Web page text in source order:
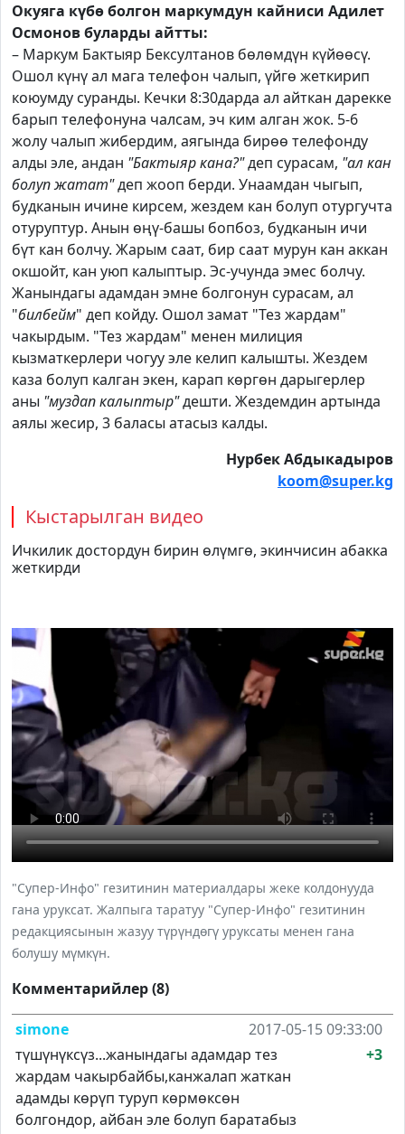
Окуяга күбө болгон маркумдун кайниси Адилет
Осмонов буларды айтты:
– Маркум Бактыяр Бексултанов бөлөмдүн күйөөсү.
Ошол күнү ал мага телефон чалып, үйгө жеткирип
коюумду суранды. Кечки 8:30дарда ал айткан дарекке
барып телефонуна чалсам, эч ким алган жок. 5-6
жолу чалып жибердим, аягында бирөө телефонду
алды эле, андан "Бактыяр кана?"деп сурасам, "ал кан
болуп жатат"деп жооп берди. Унаамдан чыгып,
будканын ичине кирсем, жездем кан болуп отургучта
отуруптур. Анын өңү-башы бопбоз, будканын ичи
бүт кан болчу. Жарым саат, бир саат мурун кан аккан
окшойт, кан уюп калыптыр. Эс-учунда эмес болчу.
Жанындагы адамдан эмне болгонун сурасам, ал
"билбейм" деп койду. Ошол замат "Тез жардам"
чакырдым. "Тез жардам" менен милиция
кызматкерлери чогуу эле келип калышты. Жездем
каза болуп калган экен, карап көргөн дарыгерлер
аны "муздап калыптыр"дешти. Жездемдин артында
аялы жесир, 3 баласы атасыз калды.
Нурбек Абдыкадыров
koom@super.kg
Кыстарылган видео
Ичкилик достордун бирин өлүмгө, экинчисин абакка
жеткирди
"Супер-Инфо" гезитинин материалдары жеке колдонууда
гана уруксат. Жалпыга таратуу "Супер-Инфо" гезитинин
редакциясынын жазуу түрүндөгү уруксаты менен гана
болушу мүмкүн.
Комментарийлер (8)
simone
2017-05-15 09:33:00
түшүнүксүз...жанындагы адамдар тез
жардам чакырбайбы,канжалап жаткан
адамды көрүп туруп көрмөксөн
болгондор, айбан эле болуп баратабыз
+3